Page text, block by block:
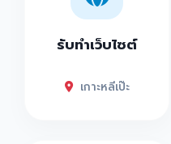
รับทำเว็บไซต์
เกาะหลีเป๊ะ